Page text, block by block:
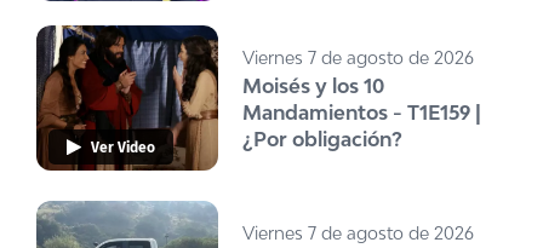
Ver Video
Viernes 7 de agosto de 2026
Moisés y los 10
Mandamientos - T1E159 |
¿Por obligación?
Viernes 7 de agosto de 2026